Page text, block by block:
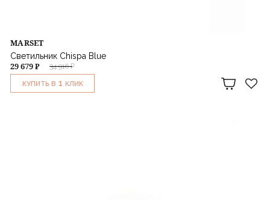
MARSET
Светильник Chispa Blue
34 916 ₽
29 679 ₽
КУПИТЬ В 1 КЛИК